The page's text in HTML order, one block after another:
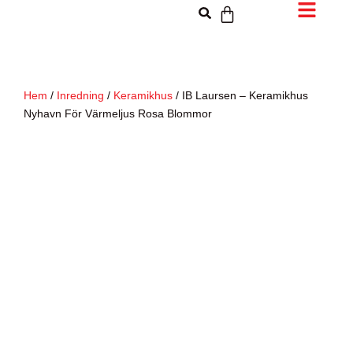
Hem / Inredning / Keramikhus / IB Laursen – Keramikhus
Nyhavn För Värmeljus Rosa Blommor